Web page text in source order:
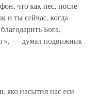
что как пес, после
и ты сейчас, когда
Бога,
— думал подвижник
насытил нас еси